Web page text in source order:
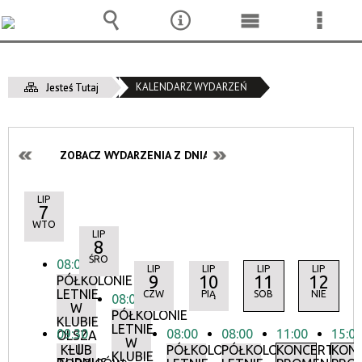
Jesteś Tutaj KALENDARZ WYDARZEŃ
ZOBACZ WYDARZENIA Z DNIA:
LIP
7
WTO
08:00
PÓŁKOLONIE
LETNIE
W
KLUBIE
OLSZA
– II
09:30
KLUB
LIP
8
ŚRO
08:00
PÓŁKOLONIE
LETNIE
W
KLUBIE
LIP
9
CZW
08:00
PÓŁKOLONIE
LIP
10
PIĄ
08:00
PÓŁKOLONIE
LIP
11
SOB
11:00
KONCERTY
LIP
12
NIE
15:00
Wyszukiwarka
NarzędziaMenu
Menu